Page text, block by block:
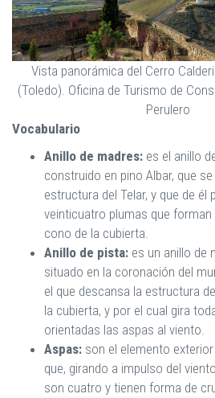
Vista panorámica del Cerro
(Toledo). Oficina de Turismo de
Perulero
Vocabulario
Anillo de madres: es el anillo
construido en pino Albar, que
estructura del Telar, y que de él
veinticuatro plumas que
cono de la cubierta.
Anillo de pista: es un anillo de
situado en la coronación del
el que descansa la estructura
la cubierta, y por el cual gira
orientadas las aspas al viento.
Aspas: son el elemento
que, girando a impulso del
son cuatro y tienen forma de